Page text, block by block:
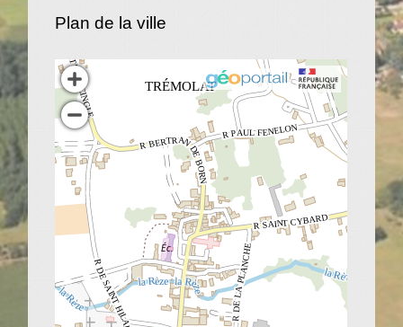
Plan de la ville